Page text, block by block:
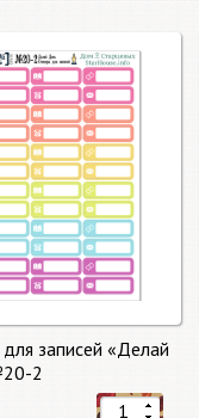
записей «Делай
2